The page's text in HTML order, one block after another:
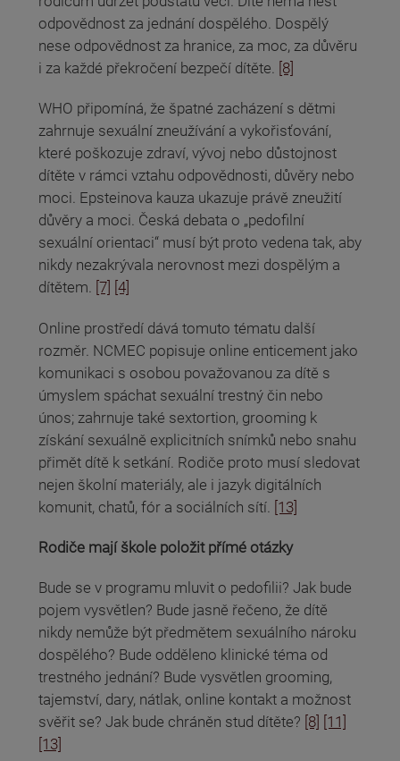
odpovědnost za jednání dospělého. Dospělý
nese odpovědnost za hranice, za moc, za důvěru
i za každé překročení bezpečí dítěte. [8]
WHO připomíná, že špatné zacházení s dětmi
zahrnuje sexuální zneužívání a vykořisťování,
které poškozuje zdraví, vývoj nebo důstojnost
dítěte v rámci vztahu odpovědnosti, důvěry nebo
moci. Epsteinova kauza ukazuje právě zneužití
důvěry a moci. Česká debata o „pedofilní
sexuální orientaci“ musí být proto vedena tak, aby
nikdy nezakrývala nerovnost mezi dospělým a
dítětem. [7] [4]
Online prostředí dává tomuto tématu další
rozměr. NCMEC popisuje online enticement jako
komunikaci s osobou považovanou za dítě s
úmyslem spáchat sexuální trestný čin nebo
únos; zahrnuje také sextortion, grooming k
získání sexuálně explicitních snímků nebo snahu
přimět dítě k setkání. Rodiče proto musí sledovat
nejen školní materiály, ale i jazyk digitálních
komunit, chatů, fór a sociálních sítí. [13]
Rodiče mají škole položit přímé otázky
Bude se v programu mluvit o pedofilii? Jak bude
pojem vysvětlen? Bude jasně řečeno, že dítě
nikdy nemůže být předmětem sexuálního nároku
dospělého? Bude odděleno klinické téma od
trestného jednání? Bude vysvětlen grooming,
tajemství, dary, nátlak, online kontakt a možnost
svěřit se? Jak bude chráněn stud dítěte? [8]
[11]
[13]